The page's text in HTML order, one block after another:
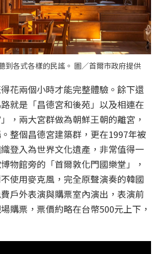
到各式各樣的民謠。 圖／首爾市政府提供
花兩個小時才能完整體驗。餘下還
就是「昌德宮和後苑」以及相連在
，兩大宮群做為朝鮮王朝的離宮，
整個昌德宮建築群，更在1997年被
登入為世界文化遺產，非常值得一
物館旁的「首爾敦化門國樂堂」，
使用麥克風，完全原聲演奏的韓國
戶外表演與購票室內演出，表演前
購票，票價約略在台幣500元上下，